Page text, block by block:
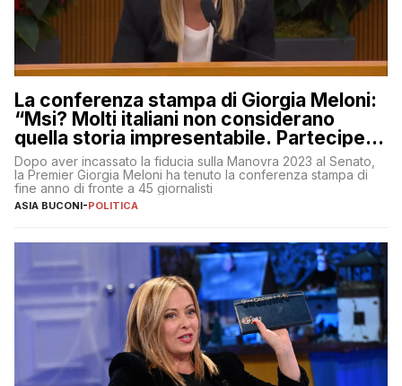
La conferenza stampa di Giorgia Meloni:
“Msi? Molti italiani non considerano
quella storia impresentabile. Parteciperò
al 25 aprile”
Dopo aver incassato la fiducia sulla Manovra 2023 al Senato,
la Premier Giorgia Meloni ha tenuto la conferenza stampa di
fine anno di fronte a 45 giornalisti
ASIA BUCONI-POLITICA